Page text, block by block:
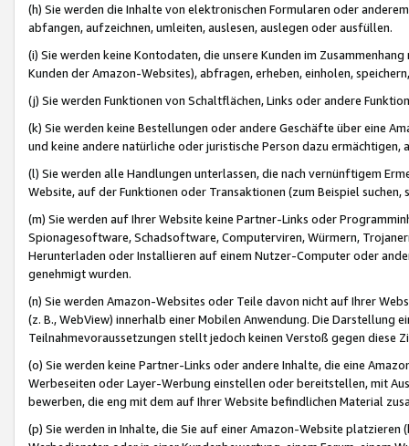
(h) Sie werden die Inhalte von elektronischen Formularen oder
abfangen, aufzeichnen, umleiten, auslesen, auslegen oder ausfüllen.
(i) Sie werden keine Kontodaten, die unsere Kunden im
Kunden der Amazon-Websites), abfragen, erheben, einholen,
(j) Sie werden Funktionen von Schaltflächen, Links oder andere
(k) Sie werden keine Bestellungen oder andere Geschäfte über eine
und keine andere natürliche oder juristische Person dazu
(l) Sie werden alle Handlungen unterlassen, die nach vernünftigem
Website, auf der Funktionen oder Transaktionen (zum Beispiel
(m) Sie werden auf Ihrer Website keine Partner-Links oder
Spionagesoftware, Schadsoftware, Computerviren, Würmern,
Herunterladen oder Installieren auf einem Nutzer-Computer oder
genehmigt wurden.
(n) Sie werden Amazon-Websites oder Teile davon nicht auf Ihrer
(z. B., WebView) innerhalb einer Mobilen Anwendung. Die Darstellung
Teilnahmevoraussetzungen stellt jedoch keinen Verstoß gegen diese
(o) Sie werden keine Partner-Links oder andere Inhalte, die eine
Werbeseiten oder Layer-Werbung einstellen oder bereitstellen, mit
bewerben, die eng mit dem auf Ihrer Website befindlichen Material
(p) Sie werden in Inhalte, die Sie auf einer Amazon-Website